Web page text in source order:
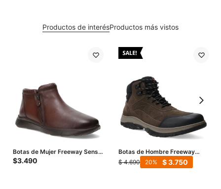
Productos de interésProductos más vistos
Botas de Mujer Freeway Sensi
- Marrón
$3.490
Botas de Hombre Freeway
Casual Terra - Marrón (Nobuk)
$ 4.690 $3.750
20